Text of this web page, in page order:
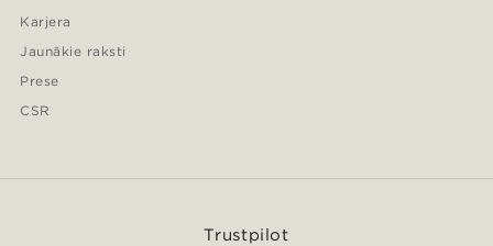
Karjera
Jaunākie raksti
Prese
CSR
Trustpilot